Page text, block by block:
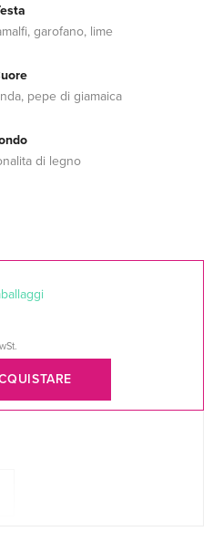
garofano, lime
pepe di giamaica
di legno